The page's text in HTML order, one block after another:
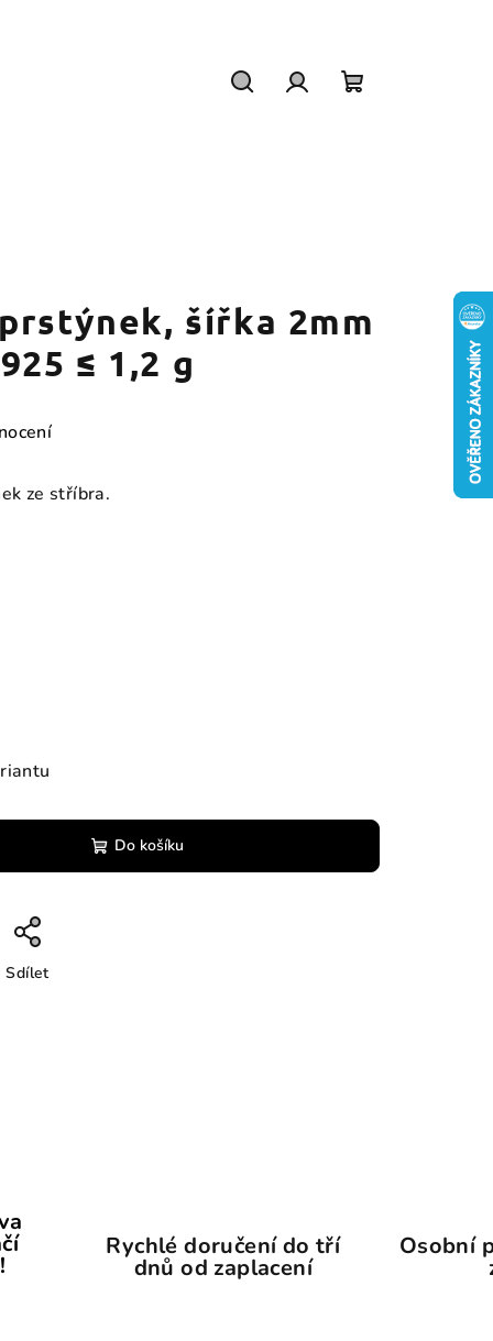
šířka 2mm
≤ 1,2 g
ze stříbra.
Do košíku
Sdílet
Rychlé doručení do tří
dnů od zaplacení
Osobní